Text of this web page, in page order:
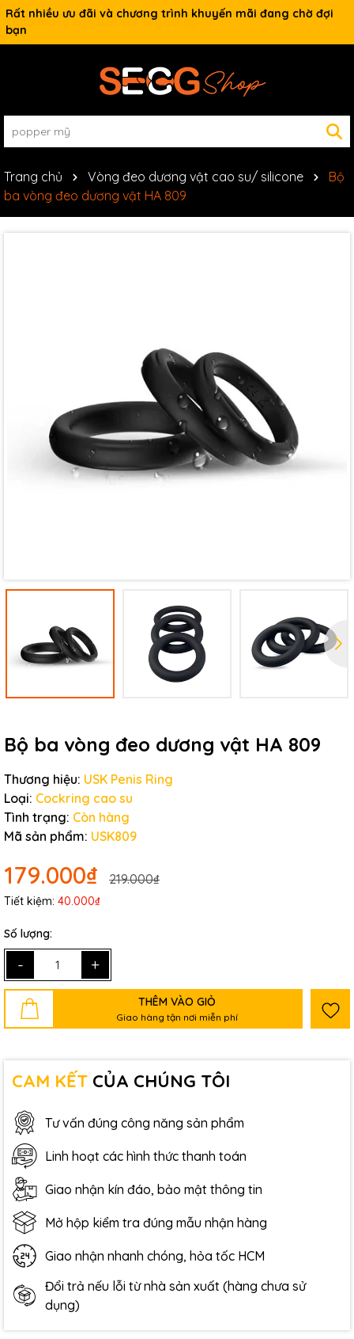
Rất nhiều ưu đãi và chương trình khuyến mãi đang chờ đợi
bạn
Trang chủ Vòng đeo dương vật cao su/ silicone
Bộ
ba vòng đeo dương vật HA 809
Bộ ba vòng đeo dương vật HA 809
Thương hiệu: USK Penis Ring
Loại: Cockring cao su
Tình trạng: Còn hàng
Mã sản phẩm: USK809
179.000₫ 219.000₫
Tiết kiệm: 40.000₫
Số lượng:
- +
THÊM VÀO GIỎ
Giao hàng tận nơi miễn phí
CAM KẾT CỦA CHÚNG TÔI
Tư vấn đúng công năng sản phẩm
Linh hoạt các hình thức thanh toán
Giao nhận kín đáo, bảo mật thông tin
Mở hộp kiểm tra đúng mẫu nhận hàng
Giao nhận nhanh chóng, hỏa tốc HCM
Đổi trả nếu lỗi từ nhà sản xuất (hàng chưa sử
dụng)